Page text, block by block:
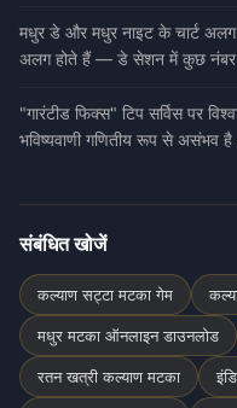
मधुर डे और मधुर नाइट के चार्ट
अलग होते हैं — डे सेशन में कुछ नंबर
"गारंटीड फिक्स" टिप सर्विस पर
भविष्यवाणी गणितीय रूप से असंभव
संबंधित खोजें
कल्याण सट्टा मटका गेम
मधुर मटका ऑनलाइन डाउनलोड
रतन खत्री कल्याण मटका